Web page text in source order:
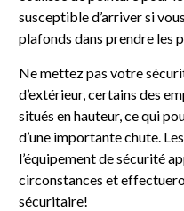
susceptible d’arriver si
plafonds dans prendre les
Ne mettez pas votre
d’extérieur, certains des
situés en hauteur, ce qui
d’une importante chute.
l’équipement de sécurité
circonstances et
sécuritaire!